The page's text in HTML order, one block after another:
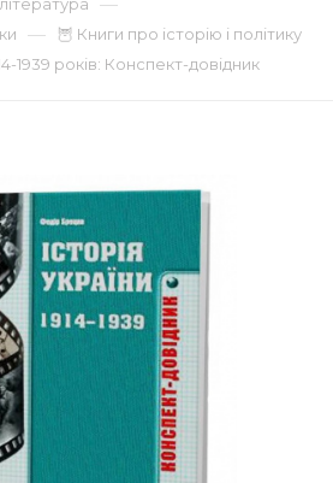
— 🦉 Книги про історію і політику
1939 років: Конспект-довідник